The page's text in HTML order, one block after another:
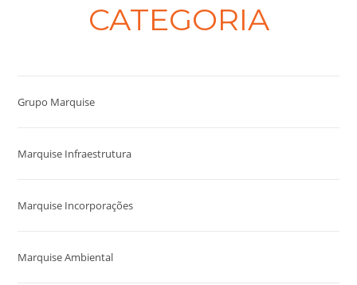
CATEGORIA
Grupo Marquise
Marquise Infraestrutura
Marquise Incorporações
Marquise Ambiental